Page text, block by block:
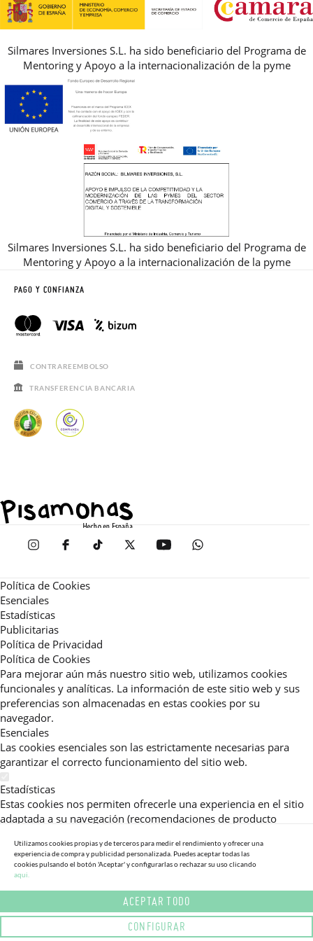
Silmares Inversiones S.L. ha sido beneficiario del Programa de
Mentoring y Apoyo a la internacionalización de la pyme
Silmares Inversiones S.L. ha sido beneficiario del Programa de
Mentoring y Apoyo a la internacionalización de la pyme
PAGO Y CONFIANZA
CONTRAREEMBOLSO
TRANSFERENCIA BANCARIA
Política de Cookies
Esenciales
Estadísticas
Publicitarias
Política de Privacidad
Política de Cookies
Para mejorar aún más nuestro sitio web, utilizamos cookies
funcionales y analíticas. La información de este sitio web y sus
preferencias son almacenadas en estas cookies por su
navegador.
Esenciales
Las cookies esenciales son las estrictamente necesarias para
garantizar el correcto funcionamiento del sitio web.
Estadísticas
Estas cookies nos permiten ofrecerle una experiencia en el sitio
adaptada a su navegación (recomendaciones de producto
consultadas, etc).Al activar esta cookie, nos ayuda a mejorar aún
más su experiencia.
Publicitarias
Estas cookies permiten a nuestros socios publicitarios enviarle
mensajes específicos y personalizados.
Utilizamos cookies propias y de terceros para medir el rendimiento y ofrecer una
experiencia de compra y publicidad personalizada. Puedes aceptar todas las
cookies pulsando el botón 'Aceptar' y configurarlas o rechazar su uso clicando
aqui.
ACEPTAR TODO
CONFIGURAR